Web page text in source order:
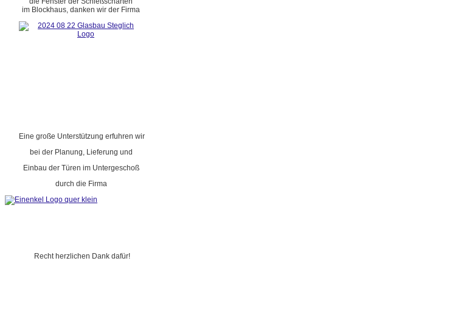
im Blockhaus, danken wir der Firma
Eine große Unterstützung erfuhren wir
bei der Planung, Lieferung und
Einbau der Türen im Untergeschoß
durch die Firma
Recht herzlichen Dank dafür!